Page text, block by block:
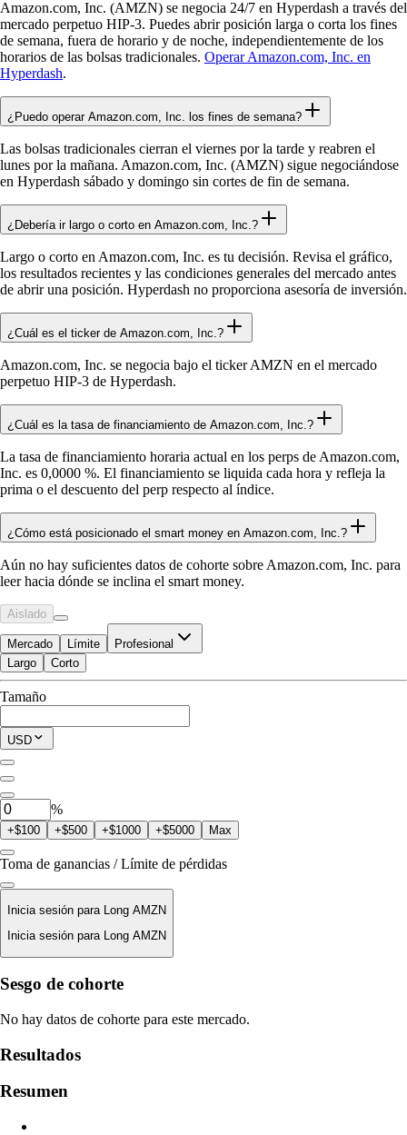
Amazon.com, Inc. (AMZN) se negocia 24/7 en Hyperdash a través del
mercado perpetuo HIP-3. Puedes abrir posición larga o corta los fines
de semana, fuera de horario y de noche, independientemente de los
horarios de las bolsas tradicionales. Operar Amazon.com, Inc. en
Hyperdash.
¿Puedo operar Amazon.com, Inc. los fines de semana?
Las bolsas tradicionales cierran el viernes por la tarde y reabren el
lunes por la mañana. Amazon.com, Inc. (AMZN) sigue negociándose
en Hyperdash sábado y domingo sin cortes de fin de semana.
¿Debería ir largo o corto en Amazon.com, Inc.?
Largo o corto en Amazon.com, Inc. es tu decisión. Revisa el gráfico,
los resultados recientes y las condiciones generales del mercado antes
de abrir una posición. Hyperdash no proporciona asesoría de inversión.
¿Cuál es el ticker de Amazon.com, Inc.?
Amazon.com, Inc. se negocia bajo el ticker AMZN en el mercado
perpetuo HIP-3 de Hyperdash.
¿Cuál es la tasa de financiamiento de Amazon.com, Inc.?
La tasa de financiamiento horaria actual en los perps de Amazon.com,
Inc. es 0,0000 %. El financiamiento se liquida cada hora y refleja la
prima o el descuento del perp respecto al índice.
¿Cómo está posicionado el smart money en Amazon.com, Inc.?
Aún no hay suficientes datos de cohorte sobre Amazon.com, Inc. para
leer hacia dónde se inclina el smart money.
Aislado
Mercado Límite Profesional
Disponible para Trade
$0.00
Posición Actual
0AMZN
Largo Corto
Tamaño
USD
%
+$100 +$500 +$1000 +$5000 Max
Toma de ganancias / Límite de pérdidas
Inicia sesión para Long AMZN
Inicia sesión para Long AMZN
Precio De Liquidación
N/D
Sesgo de cohorte
No hay datos de cohorte para este mercado.
Resultados
Resumen